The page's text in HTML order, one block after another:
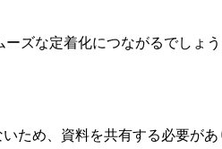
ズな定着化につながるでしょ
ため、資料を共有する必要があ